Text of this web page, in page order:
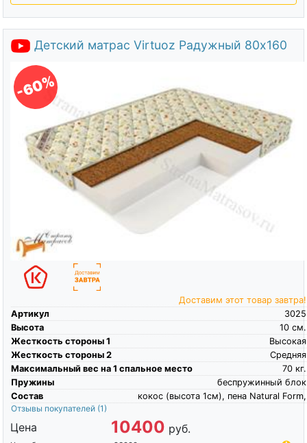
Детский матрас Virtuoz Радужный 80х160
-60%
Доставим этот товар завтра!
Артикул
3025
Высота
см.
10
Жесткость стороны 1
Высокая
Жесткость стороны 2
Средняя
Максимальный вес на 1 спальное место
кг.
70
Пружины
беспружинный блок
Состав
кокос (высота 1см), пена Natural Form,
Отзывы покупателей (1)
Цена 10400 руб.